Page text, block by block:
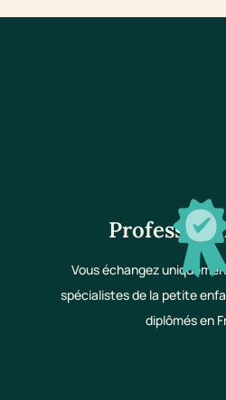
Vous échangez
spécialistes de la petite
diplômés en